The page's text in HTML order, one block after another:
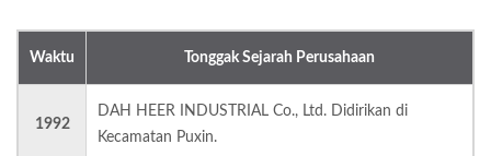
Waktu Tonggak Sejarah Perusahaan
1992
DAH HEER INDUSTRIAL Co., Ltd. Didirikan di
Kecamatan Puxin.